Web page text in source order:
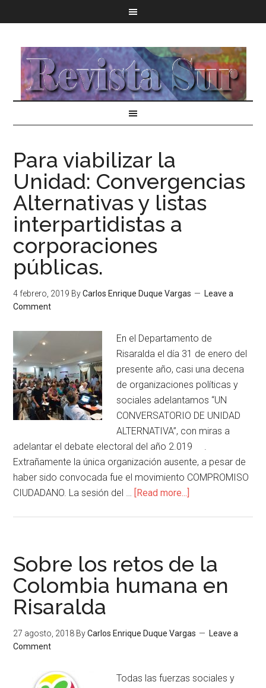
Para viabilizar la
Unidad: Convergencias
Alternativas y listas
interpartidistas a
corporaciones
públicas.
4 febrero, 2019 ByCarlos Enrique Duque Vargas
Leave a
Comment
En el Departamento de
Risaralda el día 31 de enero del
presente año, casi una decena
de organizaciones políticas y
sociales adelantamos “UN
CONVERSATORIO DE UNIDAD
ALTERNATIVA”, con miras a
adelantar el debate electoral del año 2.019 .
Extrañamente la única organización ausente, a pesar de
haber sido convocada fue el movimiento COMPROMISO
CIUDADANO. La sesión del … [Read more...]
Sobre los retos de la
Colombia humana en
Risaralda
27 agosto, 2018 ByCarlos Enrique Duque Vargas
Leave a
Comment
Todas las fuerzas sociales y